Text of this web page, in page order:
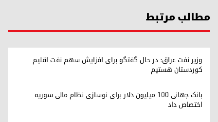
مطالب مرتبط
وزیر نفت عراق: در حال گفتگو برای افزایش سهم نفت اقلیم
کوردستان هستیم
بانک جهانی ۱۰۰ میلیون دلار برای نوسازی نظام مالی سوریه
اختصاص داد